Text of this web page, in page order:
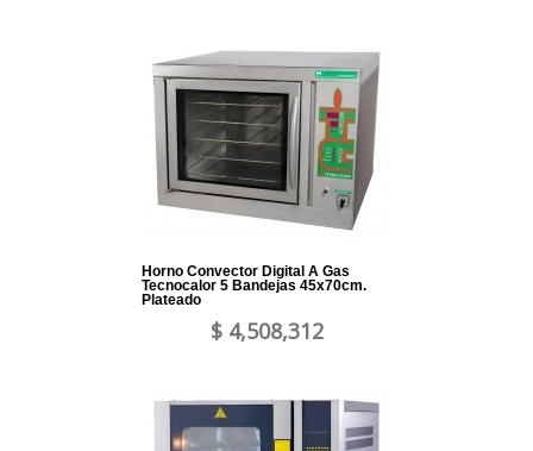
Horno Convector Digital A Gas
Tecnocalor 5 Bandejas 45x70cm.
Plateado
$ 4,508,312